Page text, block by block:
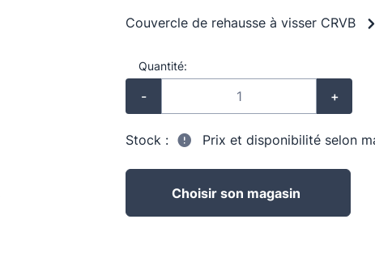
Couvercle de rehausse à visser CRVB
Quantité:
- +
Stock : Prix et disponibilité selon
Choisir son magasin